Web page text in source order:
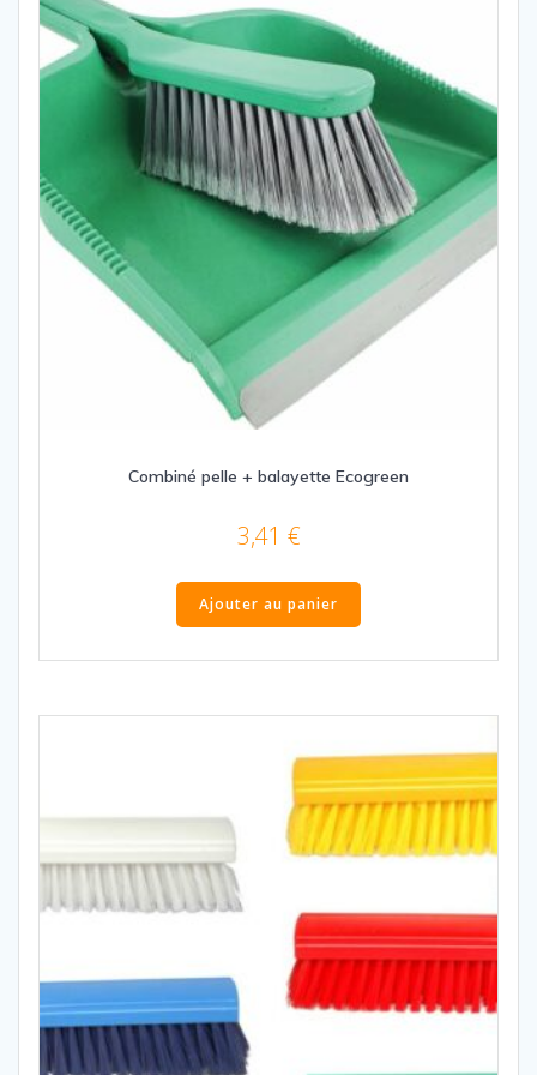
Combiné pelle + balayette Ecogreen
3,41 €
Ajouter au panier